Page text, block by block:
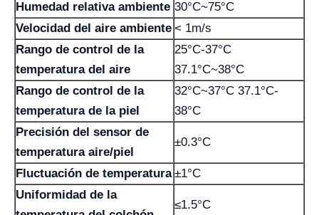
Humedad relativa ambiente 30°C~75°C
Velocidad del aire ambiente < 1m/s
Rango de control de la
temperatura del aire
25°C-37°С
37.1°C~38°C
Rango de control de la
temperatura de la piel
32°C~37°С 37.1°C-
38°С
Precisión del sensor de
temperatura aire/piel
±0.3°C
Fluctuación de temperatura ±1°C
Uniformidad de la
≤1.5°C